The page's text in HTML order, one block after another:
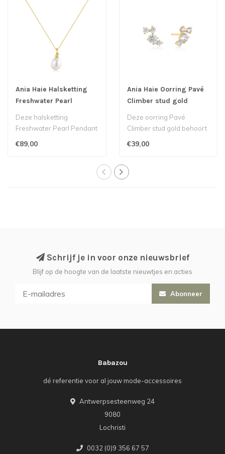
Ania Haie Halsketting
Freshwater Pearl
Deze halsketting
Freshwater Pearl Pendant
€89,00
Ania Haie Oorring Pavé
Climber stud gold
Deze oorring Pavé
Climber stud gold behoort
€39,00
Schrijf je in voor onze nieuwsbrief
Blijf op de hoogte van de laatste nieuwtjes en acties
Abonneer
Babazou
dé referentie voor al jouw mode-accessoires
Antwerpsesteenweg 24
9080
Lochristi
0032 (0)9 356 67 57